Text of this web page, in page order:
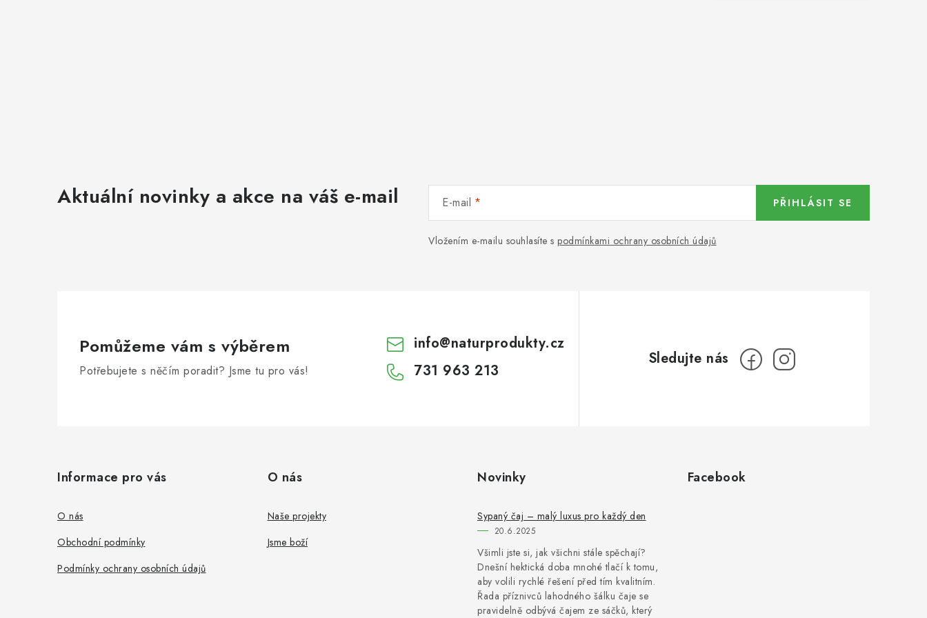
Aktuální novinky a akce na váš e-mail E-mail
Vložením e-mailu souhlasíte s podmínkami ochrany osobních údajů
PŘIHLÁSIT SE
Pomůžeme vám s výběrem
Potřebujete s něčím poradit? Jsme tu pro vás!
info@naturprodukty.cz
731 963 213
Informace pro vás
O nás
Obchodní podmínky
Podmínky ochrany osobních údajů
O nás
Naše projekty
Jsme boží
Novinky
Sypaný čaj – malý luxus pro každý den
20.6.2025
Všimli jste si, jak všichni stále spěchají?
Dnešní hektická doba mnohé tlačí k tomu,
aby volili rychlé řešení před tím kvalitním.
Řada příznivců lahodného šálku čaje se
pravidelně odbývá čajem ze sáčků, který
Facebook